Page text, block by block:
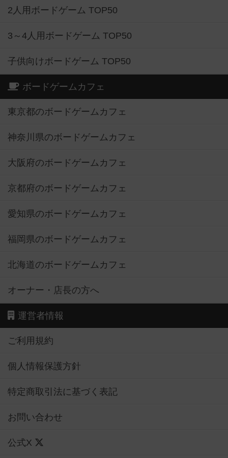
2人用ボードゲーム TOP50
3～4人用ボードゲーム TOP50
子供向けボードゲーム TOP50
ボードゲームカフェ
東京都のボードゲームカフェ
神奈川県のボードゲームカフェ
大阪府のボードゲームカフェ
京都府のボードゲームカフェ
愛知県のボードゲームカフェ
福岡県のボードゲームカフェ
北海道のボードゲームカフェ
オーナー・店長の方へ
運営者情報
ご利用規約
個人情報保護方針
特定商取引法に基づく表記
お問い合わせ
公式X